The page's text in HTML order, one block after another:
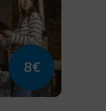
8€